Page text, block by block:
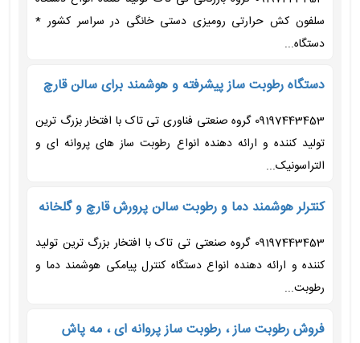
سلفون کش حرارتی رومیزی دستی خانگی در سراسر کشور *
دستگاه...
دستگاه رطوبت ساز پیشرفته و هوشمند برای سالن قارچ
09197443453 گروه صنعتی فناوری تی تاک با افتخار بزرگ ترین
تولید کننده و ارائه دهنده انواع رطوبت ساز های پروانه ای و
التراسونیک...
کنترلر هوشمند دما و رطوبت سالن پرورش قارچ و گلخانه
09197443453 گروه صنعتی تی تاک با افتخار بزرگ ترین تولید
کننده و ارائه دهنده انواع دستگاه کنترل پیامکی هوشمند دما و
رطوبت...
فروش رطوبت ساز ، رطوبت ساز پروانه ای ، مه پاش